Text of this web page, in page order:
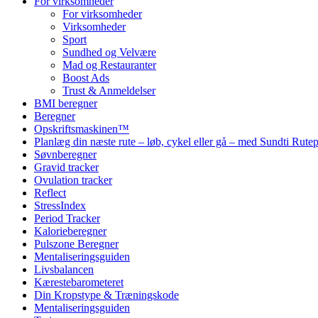
For virksomheder
Virksomheder
Sport
Sundhed og Velvære
Mad og Restauranter
Boost Ads
Trust & Anmeldelser
BMI beregner
Beregner
Opskriftsmaskinen™
Planlæg din næste rute – løb, cykel eller gå – med Sundti
Søvnberegner
Gravid tracker
Ovulation tracker
Reflect
StressIndex
Period Tracker
Kalorieberegner
Pulszone Beregner
Mentaliseringsguiden
Livsbalancen
Kærestebarometeret
Din Kropstype & Træningskode
Mentaliseringsguiden